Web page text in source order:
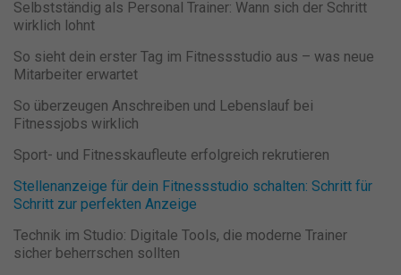
Selbstständig als Personal Trainer: Wann sich der Schritt
wirklich lohnt
So sieht dein erster Tag im Fitnessstudio aus – was neue
Mitarbeiter erwartet
So überzeugen Anschreiben und Lebenslauf bei
Fitnessjobs wirklich
Sport- und Fitnesskaufleute erfolgreich rekrutieren
Stellenanzeige für dein Fitnessstudio schalten: Schritt für
Schritt zur perfekten Anzeige
Technik im Studio: Digitale Tools, die moderne Trainer
sicher beherrschen sollten